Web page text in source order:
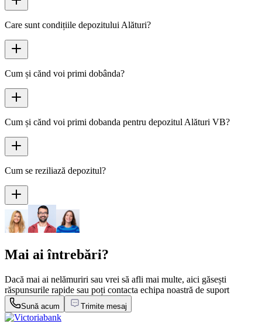
Care sunt condițiile depozitului Alături?
Cum și cănd voi primi dobânda?
Cum și cănd voi primi dobanda pentru depozitul Alături VB?
Cum se reziliază depozitul?
Mai ai întrebări?
Dacă mai ai nelămuriri sau vrei să afli mai multe, aici găsești
răspunsurile rapide sau poți contacta echipa noastră de suport
Sună acum Trimite mesaj